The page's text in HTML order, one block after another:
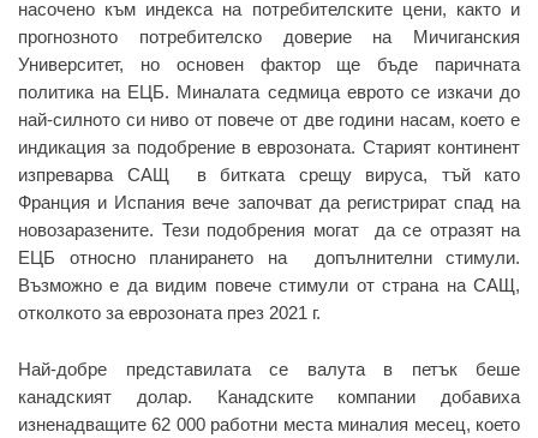
насочено към индекса на потребителските цени, както и
прогнозното потребителско доверие на Мичиганския
Университет, но основен фактор ще бъде паричната
политика на ЕЦБ. Миналата седмица еврото се изкачи до
най-силното си ниво от повече от две години насам, което е
индикация за подобрение в еврозоната. Старият континент
изпреварва САЩ в битката срещу вируса, тъй като
Франция и Испания вече започват да регистрират спад на
новозаразените. Тези подобрения могат да се отразят на
ЕЦБ относно планирането на допълнителни стимули.
Възможно е да видим повече стимули от страна на САЩ,
отколкото за еврозоната през 2021 г.
Най-добре представилата се валута в петък беше
канадският долар. Канадските компании добавиха
изненадващите 62 000 работни места миналия месец, което